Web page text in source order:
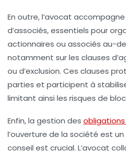
En outre, l’avocat
d’associés, essentiels pour
actionnaires ou associés au-
notamment sur les clauses
ou d’exclusion. Ces clauses
parties et participent à
limitant ainsi les risques de
Enfin, la gestion des
l’ouverture de la société est
conseil est crucial. L’avocat